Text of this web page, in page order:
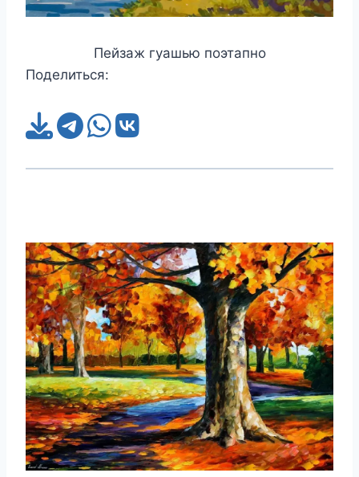
Пейзаж гуашью поэтапно
Поделиться: